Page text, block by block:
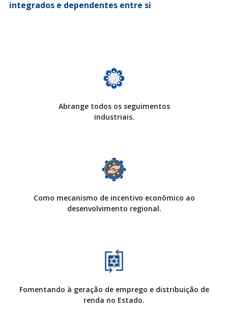
integrados e dependentes entre si
Abrange todos os seguimentos
industriais.
Como mecanismo de incentivo econômico ao
desenvolvimento regional.
Fomentando à geração de emprego e distribuição de
renda no Estado.